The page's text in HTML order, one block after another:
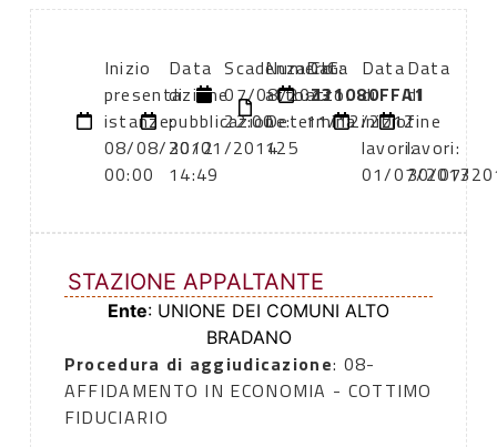
Inizio
presentazione
istanze:
08/08/2012
00:00
Data
di
pubblicazione:
30/01/2014
14:49
Scadenza:
07/08/2012
22:00
Numero
atto:
Determina
125
Data
atto:
11/12/2012
CIG:
Z31080FFA1
Data
di
inizio
lavori:
01/07/2013
Data
di
fine
lavori:
30/07/
STAZIONE APPALTANTE
Ente: UNIONE DEI COMUNI ALTO
BRADANO
Procedura di aggiudicazione: 08-
AFFIDAMENTO IN ECONOMIA - COTTIMO
FIDUCIARIO